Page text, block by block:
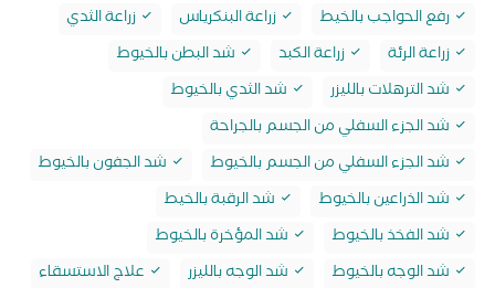
رفع الحواجب بالخيط
زراعة البنكرياس
زراعة الثدي
زراعة الرئة
زراعة الكبد
شد البطن بالخيوط
شد الترهلات بالليزر
شد الثدي بالخيوط
شد الجزء السفلي من الجسم بالجراحة
شد الجزء السفلي من الجسم بالخيوط
شد الجفون بالخيوط
شد الذراعين بالخيوط
شد الرقبة بالخيط
شد الفخذ بالخيوط
شد المؤخرة بالخيوط
شد الوجه بالخيوط
شد الوجه بالليزر
علاج الاستسقاء